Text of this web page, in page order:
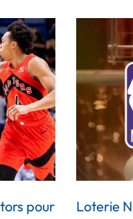
pour
Loterie